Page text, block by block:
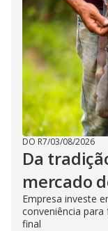
DO R7/03/08/2026
Da
mercado
Empresa investe
conveniência
final